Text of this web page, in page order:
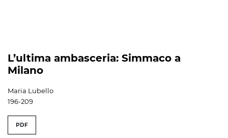
L’ultima ambasceria: Simmaco a
Milano
Maria Lubello
196-209
PDF